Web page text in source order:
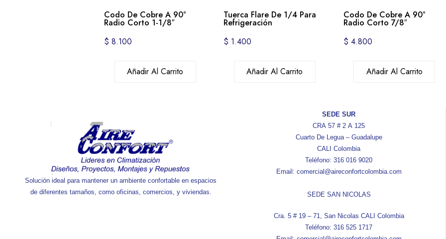
Codo De Cobre A 90°
Radio Corto 1-1/8″
$ 8.100
Añadir Al Carrito
Tuerca Flare De 1/4 Para
Refrigeración
$ 1.400
Añadir Al Carrito
Codo De Cobre A 90°
Radio Corto 7/8″
$ 4.800
Añadir Al Carrito
Solución ideal para mantener un ambiente confortable en espacios
de diferentes tamaños, como oficinas, comercios, y viviendas.
SEDE SUR
CRA 57 # 2 A 125
Cuarto De Legua – Guadalupe
CALI Colombia
Teléfono: 316 016 9020
Email: comercial@aireconfortcolombia.com
SEDE SAN NICOLAS
Cra. 5 # 19 – 71, San Nicolas CALI Colombia
Teléfono: 316 525 1717